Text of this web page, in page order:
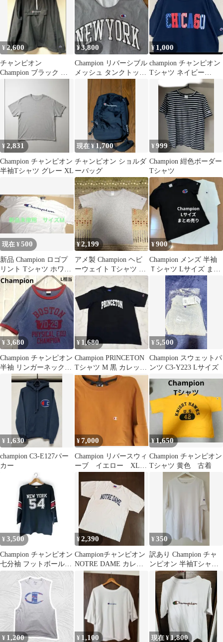
¥ 2,600
チャンピオン
Champion ブラック ナ
¥3,800
Champion リバーシブル
メッシュ タンクトップ
¥ 1,000
champion チャンピオン
Tシャツ ネイビー
CHICAGO シカゴ
¥2,831
Champion チャンピオン
半袖Tシャツ グレー XL
現在 ¥ 1,700
チャンピオン ショルダ
ーバッグ
¥999
Champion 紺色ボーダー
Tシャツ
現在 ¥500
新品 Champion ロゴプ
リント Tシャツ ホワイ
ト サイズM
¥2,199
アメ製 Champion ヘビ
ーウェイト Tシャツ S
（復刻）
¥900
Champion メンズ 半袖
Ｔシャツ Lサイズ まと
め売り 18
¥3,680
Champion チャンピオン
半袖 リンガーネックT
シャツ XL カレッジロ
¥ 1,680
Champion PRlNCETON
Tシャツ M 黒 カレッジ
ロゴ USA
¥5,500
Champion スウェットパ
ンツ C3-Y223 Lサイズ
¥ 1,630
champion C3-E127パー
カー
¥7,000
Champion リバースウィ
ーブ イエロー XL
¥1,650
Champion チャンピオン
Tシャツ 黄色 古着
¥ 3,500
Champion チャンピオン
七分袖 フットボールT
XL 現行 レギュラー
¥2,390
Championチャンピオン
NOTRE DAME カレッ
ジロゴXL ビンテージ
¥350
訳あり Champion チャ
ンピオン 半袖Tシャツ
白 XL ホワイト Cロゴ
¥ 1,200 ¥ 1,100 現在 ¥ 1,800